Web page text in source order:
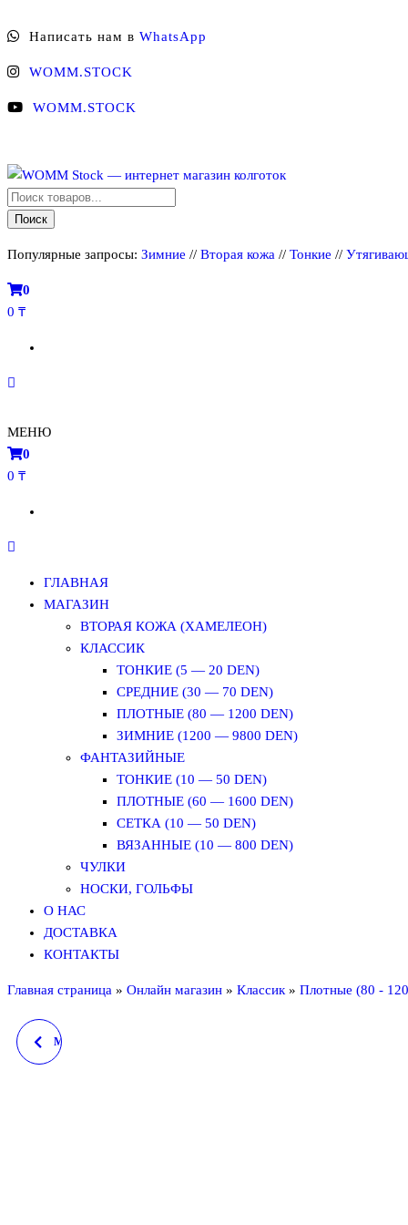
к
Написать нам в WhatsApp
WOMM.STOCK
WOMM.STOCK
WOMM Stock — интернет магазин колготок
Колготки MANZI, Naja Street тонкие, фантазийные, чулки, лосины
Поиск
товаров
Поиск
Популярные запросы: Зимние // Вторая кожа // Тонкие //
0
0 ₸
МЕНЮ
0
0 ₸
ГЛАВНАЯ
МАГАЗИН
ВТОРАЯ КОЖА (ХАМЕЛЕОН)
КЛАССИК
ТОНКИЕ (5 — 20 DEN)
СРЕДНИЕ (30 — 70 DEN)
ПЛОТНЫЕ (80 — 1200 DEN)
ЗИМНИЕ (1200 — 9800 DEN)
ФАНТАЗИЙНЫЕ
ТОНКИЕ (10 — 50 DEN)
ПЛОТНЫЕ (60 — 1600 DEN)
СЕТКА (10 — 50 DEN)
ВЯЗАННЫЕ (10 — 800 DEN)
ЧУЛКИ
НОСКИ, ГОЛЬФЫ
О НАС
ДОСТАВКА
КОНТАКТЫ
Главная страница » Онлайн магазин » Классик » Плотные (80 -
MANZI 26147 (УТЯЖКИ),